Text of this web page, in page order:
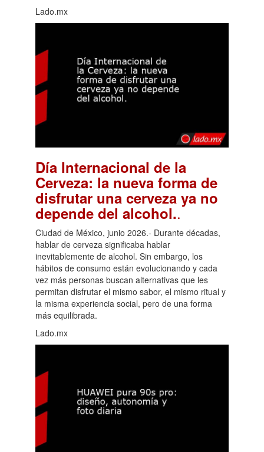
Lado.mx
Día Internacional de la
Cerveza: la nueva forma de
disfrutar una cerveza ya no
depende del alcohol..
Ciudad de México, junio 2026.- Durante décadas,
hablar de cerveza significaba hablar
inevitablemente de alcohol. Sin embargo, los
hábitos de consumo están evolucionando y cada
vez más personas buscan alternativas que les
permitan disfrutar el mismo sabor, el mismo ritual y
la misma experiencia social, pero de una forma
más equilibrada.
Lado.mx